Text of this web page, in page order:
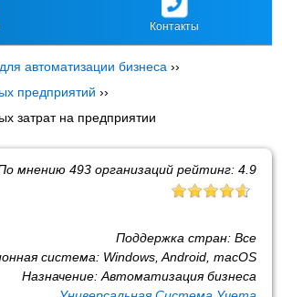
Контакты
автоматизации бизнеса ››
предприятий ››
затрат на предприятии
мнению 493организаций рейтинг: 4.9
Поддержка стран: Все
система: Windows, Android, macOS
Назначение: Автоматизация бизнеса